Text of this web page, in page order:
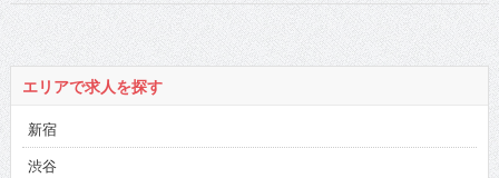
エリアで求人を探す
新宿
渋谷